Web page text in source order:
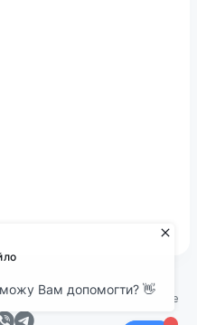
Політика щодо файлів cookie